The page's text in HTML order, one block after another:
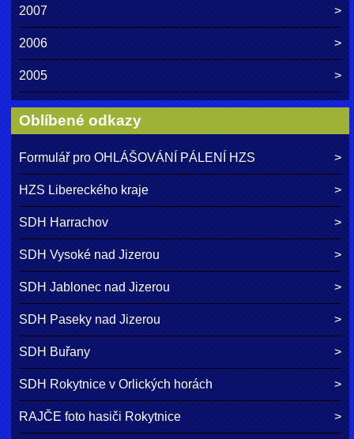
2007
2006
2005
Oblíbené odkazy
Formulář pro OHLÁŠOVÁNÍ PÁLENÍ HZS
HZS Libereckého kraje
SDH Harrachov
SDH Vysoké nad Jizerou
SDH Jablonec nad Jizerou
SDH Paseky nad Jizerou
SDH Buřany
SDH Rokytnice v Orlických horách
RAJČE foto hasiči Rokytnice